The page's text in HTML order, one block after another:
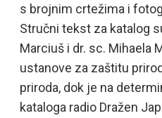
s brojnim crtežima i
Stručni tekst za katalog
Marciuš i dr. sc. Mihaela
ustanove za zaštitu
priroda, dok je na
kataloga radio Dražen